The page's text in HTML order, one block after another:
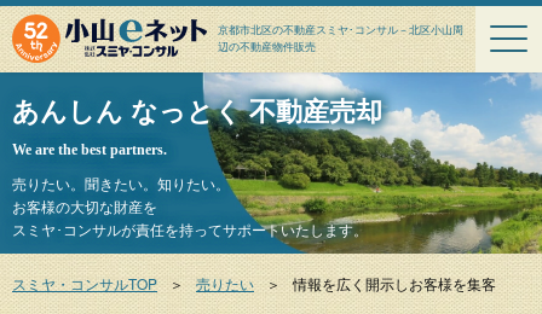
京都市北区の不動産スミヤ･コンサル－北区小山周
辺の不動産物件販売
あんしん なっとく 不動産売却
We are the best partners.
売りたい。聞きたい。知りたい。
お客様の大切な財産を
スミヤ･コンサルが責任を持ってサポートいたします。
スミヤ・コンサルTOP ＞ 売りたい ＞ 情報を広く開示しお客様を集客